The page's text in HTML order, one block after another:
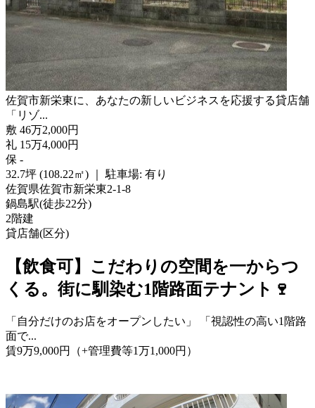
佐賀市新栄東に、あなたの新しいビジネスを応援する貸店舗
「リゾ...
敷 46万2,000円
礼 15万4,000円
保 -
32.7坪 (108.22㎡)
駐車場: 有り
佐賀県佐賀市新栄東2-1-8
鍋島駅(徒歩22分)
2階建
貸店舗(区分)
【飲食可】こだわりの空間を一からつ
くる。街に馴染む1階路面テナント🍷
「自分だけのお店をオープンしたい」 「視認性の高い1階路
面で...
賃9万9,000円 （+管理費等1万1,000円 ）